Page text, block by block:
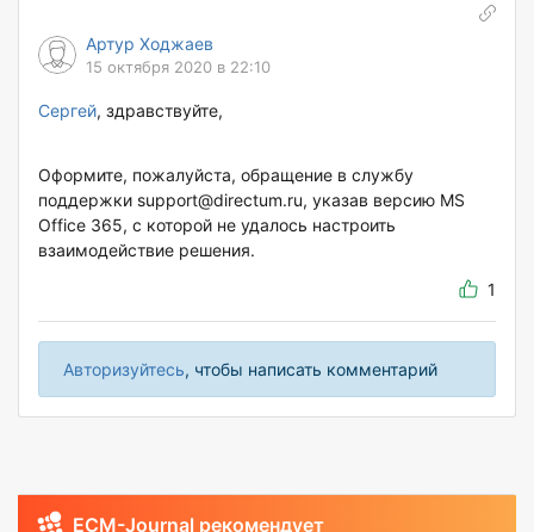
Артур Ходжаев
15 октября 2020 в 22:10
Сергей, здравствуйте,
Оформите, пожалуйста, обращение в службу
поддержки support@directum.ru, указав версию MS
Office 365, с которой не удалось настроить
взаимодействие решения.
1
Авторизуйтесь, чтобы написать комментарий
ECM-Journal рекомендует